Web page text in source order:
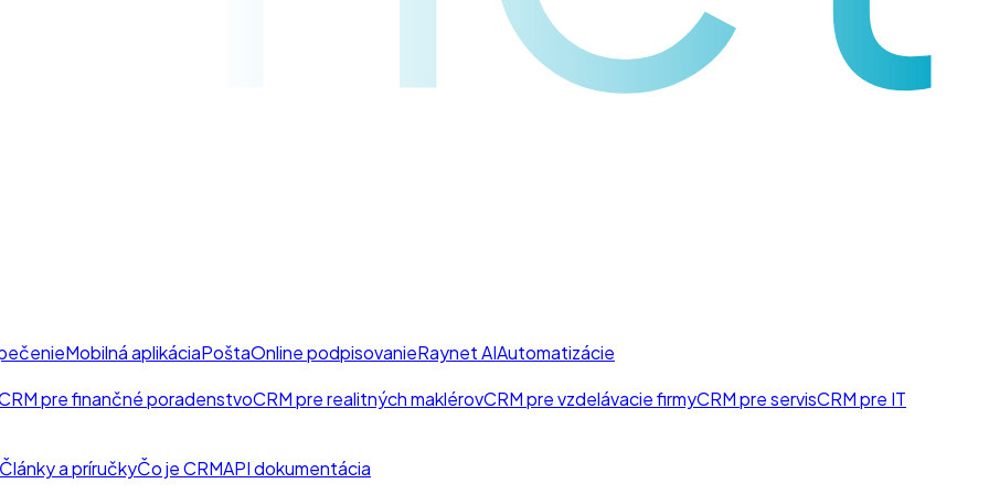
Mobilná aplikáciaPoštaOnline podpisovanieRaynet AIAutomatizácie
pre finančné poradenstvoCRM pre realitných maklérovCRM pre vzdelávacie firmyCRM pre servisCRM pre IT
Články a príručkyČo je CRMAPI dokumentácia